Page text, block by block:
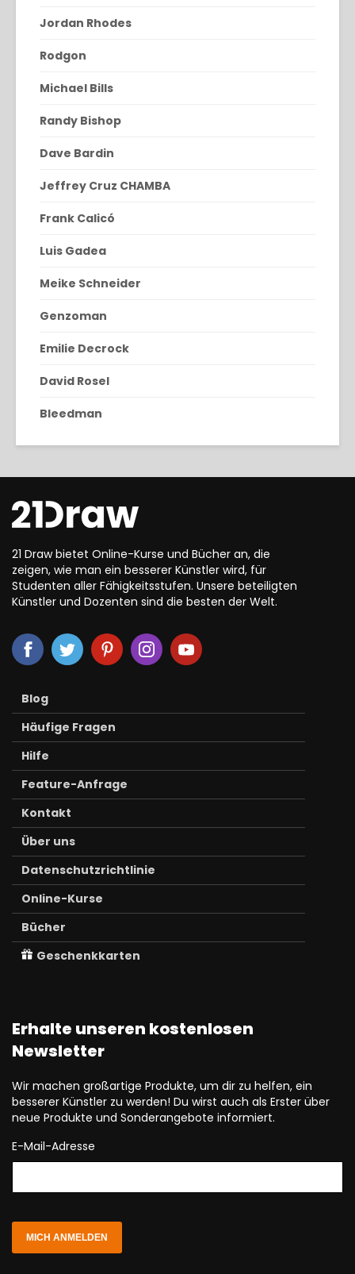
Jordan Rhodes
Rodgon
Michael Bills
Randy Bishop
Dave Bardin
Jeffrey Cruz CHAMBA
Frank Calicó
Luis Gadea
Meike Schneider
Genzoman
Emilie Decrock
David Rosel
Bleedman
21 Draw bietet Online-Kurse und Bücher an, die
zeigen, wie man ein besserer Künstler wird, für
Studenten aller Fähigkeitsstufen. Unsere beteiligten
Künstler und Dozenten sind die besten der Welt.
Blog
Häufige Fragen
Hilfe
Feature-Anfrage
Kontakt
Über uns
Datenschutzrichtlinie
Online-Kurse
Bücher
Geschenkkarten
Erhalte unseren kostenlosen
Newsletter
Wir machen großartige Produkte, um dir zu helfen, ein
besserer Künstler zu werden! Du wirst auch als Erster über
neue Produkte und Sonderangebote informiert.
E-Mail-Adresse
MICH ANMELDEN